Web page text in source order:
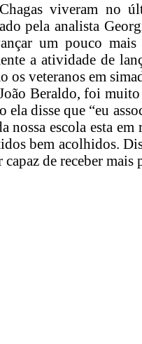
viveram
pela analista
um pouco mais
a atividade de
os veteranos em
Beraldo, foi
disse que “eu
nossa escola esta
bem acolhidos.
de receber mais